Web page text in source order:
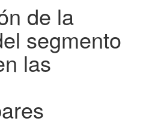
de la
segmento
las